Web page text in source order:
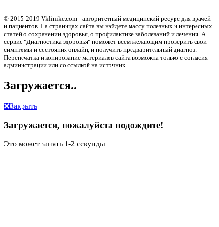
© 2015-2019 Vklinike.com - авторитетный медицинский ресурс для врачей
и пациентов. На страницах сайта вы найдете массу полезных и интересных
статей о сохранении здоровья, о профилактике заболеваний и лечении. А
сервис "Диагностика здоровья" поможет всем желающим проверить свои
симптомы и состояния онлайн, и получить предварительный диагноз.
Перепечатка и копирование материалов сайта возможна только с согласия
администрации или со ссылкой на источник.
Загружается..
❎Закрыть
Загружается, пожалуйста подождите!
Это может занять 1-2 секунды